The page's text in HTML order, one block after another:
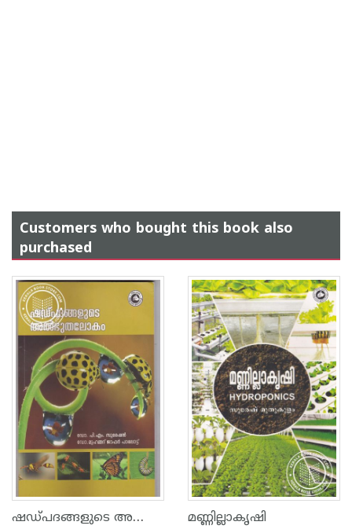
Customers who bought this book also
purchased
ഷഡ്പദങ്ങളുടെ അത്ഭുതലോകം മണ്ണില്ലാകൃഷി